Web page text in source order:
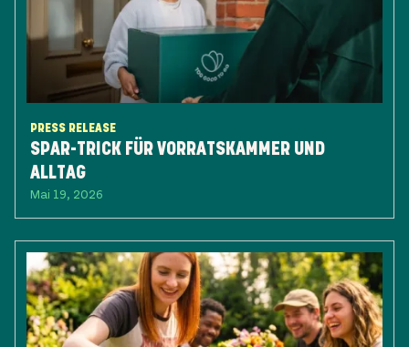
PRESS RELEASE
SPAR-TRICK FÜR VORRATSKAMMER UND
ALLTAG
Mai 19, 2026